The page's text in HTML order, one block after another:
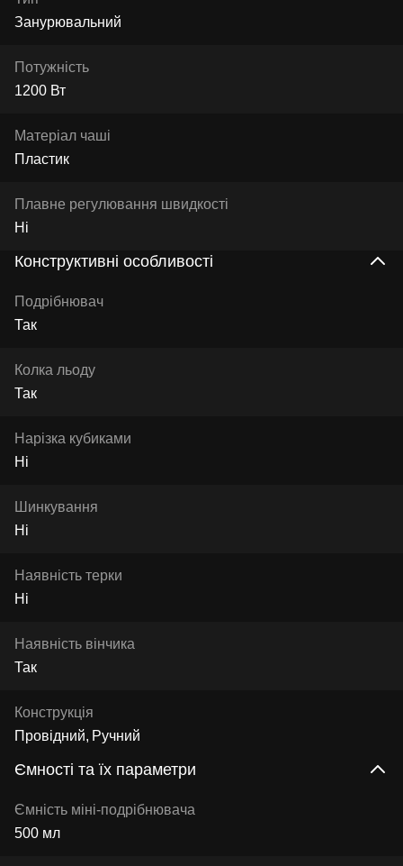
Занурювальний
Потужність
1200 Вт
Матеріал чаші
Пластик
Плавне регулювання швидкості
Ні
Конструктивні особливості
Подрібнювач
Так
Колка льоду
Так
Нарізка кубиками
Ні
Шинкування
Ні
Наявність терки
Ні
Наявність вінчика
Так
Конструкція
Провідний Ручний
Ємності та їх параметри
Ємність міні-подрібнювача
500 мл